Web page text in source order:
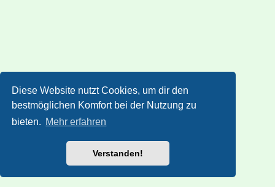
Diese Website nutzt Cookies, um dir den
bestmöglichen Komfort bei der Nutzung zu
bieten. Mehr erfahren
Verstanden!